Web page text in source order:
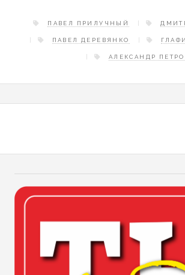
ПАВЕЛ ПРИЛУЧНЫЙ
ПАВЕЛ ДЕРЕВЯНКО
АЛЕКСАНДР